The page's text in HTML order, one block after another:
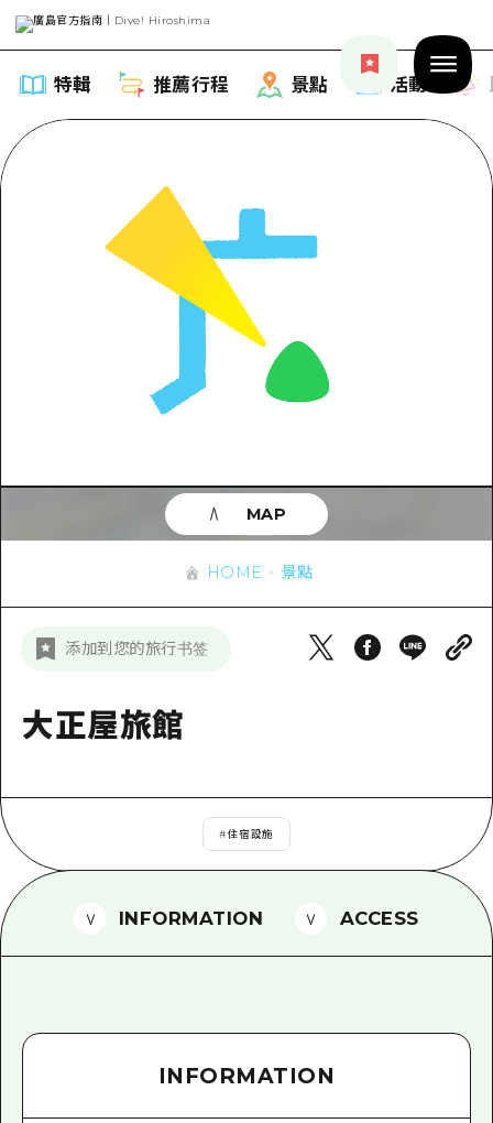
特輯 推薦行程 景點 活動
特輯
列表
推薦
藝術
美食·酒水
騎自行車
夜晚生活
世界遺產
標準
歷史·文化
自然
推薦行程
列表
Dive! Hiroshima 官方向導
廣島市內
美北
宮島周邊
短途旅行
安芸
答對了
美北
藝北
東山口
即時訊息
有用的信息
輔助流量摘要
超值遊覽門票
行李寄存及運送服務
廣島視頻
新聞
HOME 景點
添加到您的旅行书签
大正屋旅館
#住宿設施
MAP
INFORMATION ACCESS
INFORMATION